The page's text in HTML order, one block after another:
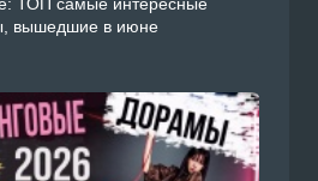
ТОП самые интересные
вышедшие в июне